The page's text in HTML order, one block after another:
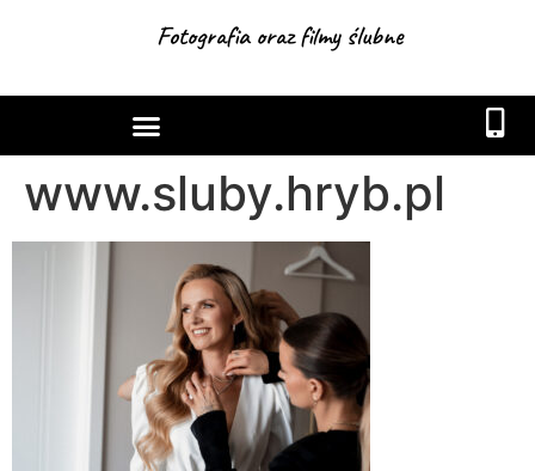
Fotografia oraz filmy ślubne
www.sluby.hryb.pl